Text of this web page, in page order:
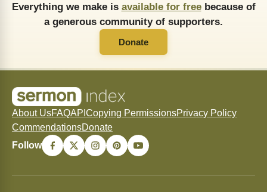
Everything we make is available for freebecause of
a generous community of supporters.
Donate
About UsFAQAPI Copying PermissionsPrivacy Policy
CommendationsDonate
Follow